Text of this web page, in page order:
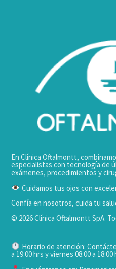
En Clínica Oftalmontt,
especialistas con tecnología de
exámenes, procedimientos y
Cuidamos tus ojos con
Confía en nosotros, cuida tu
© 2026 Clínica Oftalmontt SpA.
Horario de atención:
a 19:00 hrs y viernes 08:00 a